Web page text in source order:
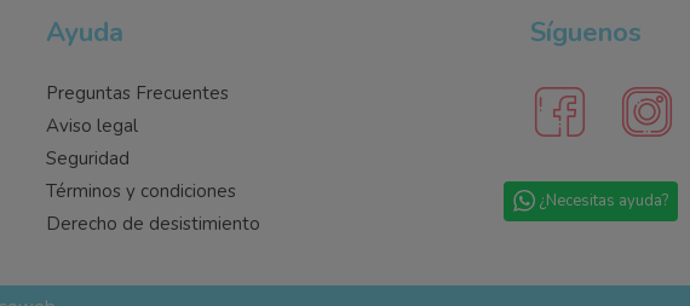
Ayuda
Preguntas Frecuentes
Aviso legal
Seguridad
Términos y condiciones
Derecho de desistimiento
Síguenos
¿Necesitas ayuda?